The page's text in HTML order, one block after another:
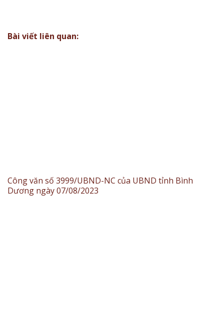
Bài viết liên quan:
Công văn số 3999/UBND-NC của UBND tỉnh Bình
Dương ngày 07/08/2023